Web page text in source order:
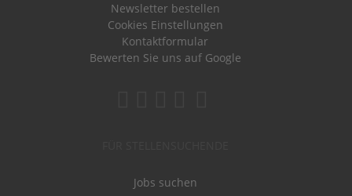
Newsletter bestellen
Cookies Einstellungen
Kontaktformular
Bewerten Sie uns auf Google
Jobs suchen